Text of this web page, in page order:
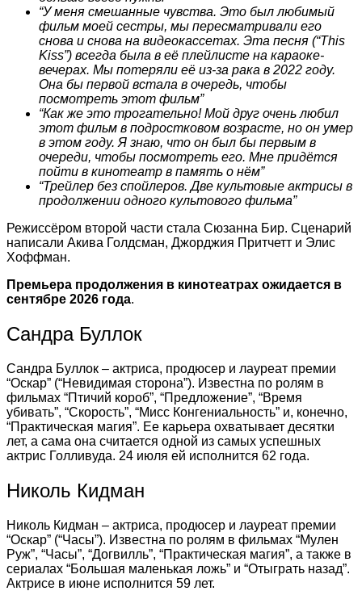
“У меня смешанные чувства. Это был любимый
фильм моей сестры, мы пересматривали его
снова и снова на видеокассетах. Эта песня (“This
Kiss”) всегда была в её плейлисте на караоке-
вечерах. Мы потеряли её из-за рака в 2022 году.
Она бы первой встала в очередь, чтобы
посмотреть этот фильм”
“Как же это трогательно! Мой друг очень любил
этот фильм в подростковом возрасте, но он умер
в этом году. Я знаю, что он был бы первым в
очереди, чтобы посмотреть его. Мне придётся
пойти в кинотеатр в память о нём”
“Трейлер без спойлеров. Две культовые актрисы в
продолжении одного культового фильма”
Режиссёром второй части стала Сюзанна Бир. Сценарий
написали Акива Голдсман, Джорджия Притчетт и Элис
Хоффман.
Премьера продолжения в кинотеатрах ожидается в
сентябре 2026 года.
Сандра Буллок
Сандра Буллок – актриса, продюсер и лауреат премии
“Оскар” (“Невидимая сторона”). Известна по ролям в
фильмах “Птичий короб”, “Предложение”, “Время
убивать”, “Скорость”, “Мисс Конгениальность” и, конечно,
“Практическая магия”. Ее карьера охватывает десятки
лет, а сама она считается одной из самых успешных
актрис Голливуда. 24 июля ей исполнится 62 года.
Николь Кидман
Николь Кидман – актриса, продюсер и лауреат премии
“Оскар” (“Часы”). Известна по ролям в фильмах “Мулен
Руж”, “Часы”, “Догвилль”, “Практическая магия”, а также в
сериалах “Большая маленькая ложь” и “Отыграть назад”.
Актрисе в июне исполнится 59 лет.